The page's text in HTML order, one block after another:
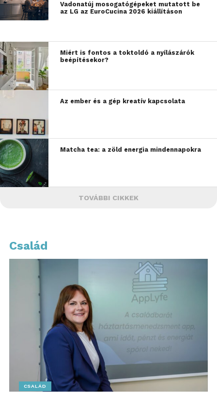
Vadonatúj mosogatógépeket mutatott be
az LG az EuroCucina 2026 kiállításon
Miért is fontos a toktoldó a nyílászárók
beépítésekor?
Az ember és a gép kreatív kapcsolata
Matcha tea: a zöld energia mindennapokra
TOVÁBBI CIKKEK
Család
CSALÁD